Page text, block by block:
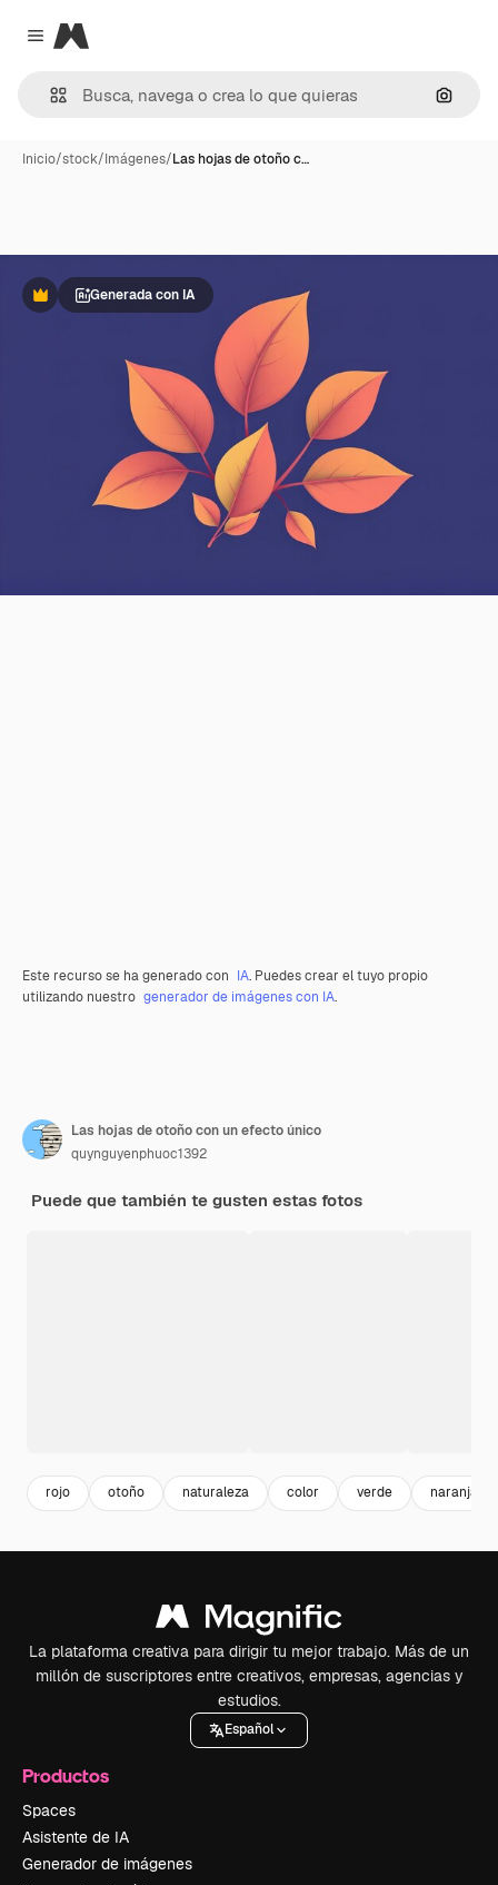
Close menu
Magnific
Inicio/stock/Imágenes/Las hojas de otoño c…
PremiumGenerada con IA
Este recurso se ha generado con IA. Puedes crear el tuyo propio
utilizando nuestro generador de imágenes con IA.
Las hojas de otoño con un efecto único
quynguyenphuoc1392
Puede que también te gusten estas fotos
rojo otoño naturaleza color verde naranja
La plataforma creativa para dirigir tu mejor trabajo. Más de un
millón de suscriptores entre creativos, empresas, agencias y
estudios.
Español
Productos
Spaces
Asistente de IA
Generador de imágenes